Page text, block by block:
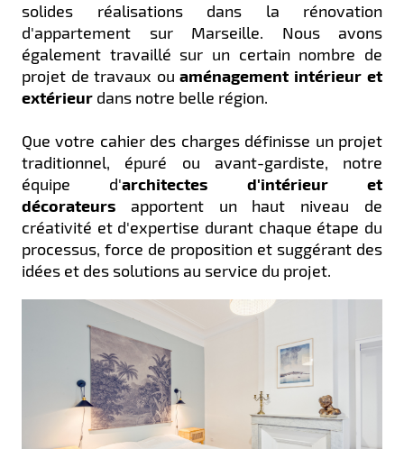
solides réalisations dans la rénovation
d'appartement sur Marseille. Nous avons
également travaillé sur un certain nombre de
projet de travaux ou aménagement intérieur et
extérieur dans notre belle région.
Que votre cahier des charges définisse un projet
traditionnel, épuré ou avant-gardiste, notre
équipe d'architectes d'intérieur et
décorateurs apportent un haut niveau de
créativité et d'expertise durant chaque étape du
processus, force de proposition et suggérant des
idées et des solutions au service du projet.